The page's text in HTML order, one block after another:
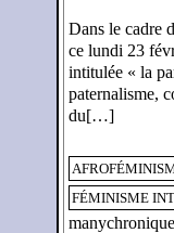
Dans le cadre
ce lundi 23
intitulée « la
paternalisme,
du[…]
FÉMINISME